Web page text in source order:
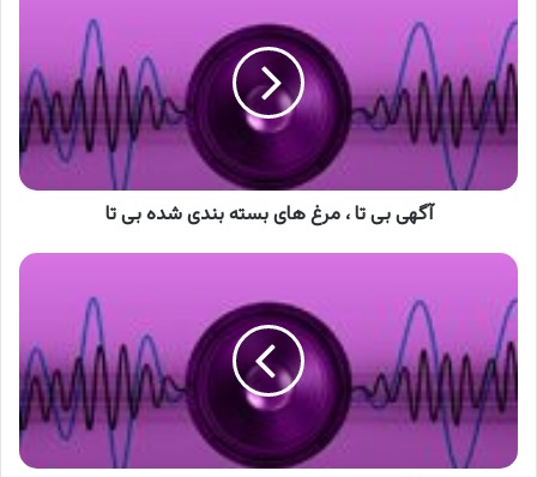
تا
،
مرغ
های
بسته
شده
آگهی بی تا ، مرغ های بسته بندی شده بی تا
آگهی
غذایی
66
،
محصولات
66